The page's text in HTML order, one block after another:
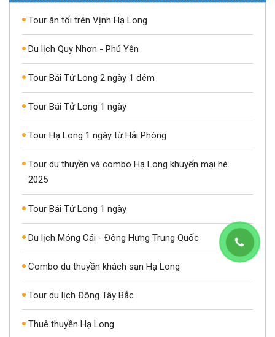
Tour ăn tối trên Vịnh Hạ Long
Du lịch Quy Nhơn - Phú Yên
Tour Bái Tử Long 2 ngày 1 đêm
Tour Bái Tử Long 1 ngày
Tour Hạ Long 1 ngày từ Hải Phòng
Tour du thuyền và combo Hạ Long khuyến mại hè
2025
Tour Bái Tử Long 1 ngày
Du lịch Móng Cái - Đông Hưng Trung Quốc
Combo du thuyền khách sạn Hạ Long
Tour du lịch Đông Tây Bắc
Thuê thuyền Hạ Long